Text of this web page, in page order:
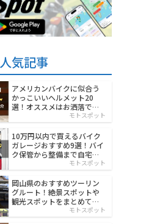
人気記事
アメリカンバイクに似合う
かっこいいヘルメット20
選！オススメはお洒落でワ
モトスポット
10万円以内で買えるバイク
ガレージおすすめ9選！バイ
ク保管から整備まで自宅で
モトスポット
岡山県のおすすめツーリン
グルート！絶景スポットや
観光スポットをまとめて紹
モトスポット